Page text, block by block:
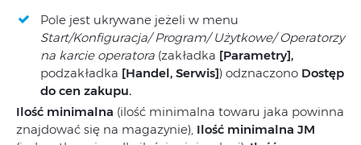
Pole jest ukrywane jeżeli w menu
Start/Konfiguracja/ Program/ Użytkowe/ Operatorzy
na karcie operatora (zakładka [Parametry],
podzakładka [Handel, Serwis]) odznaczono Dostęp
do cen zakupu.
Ilość minimalna (ilość minimalna towaru jaka powinna
znajdować się na magazynie), Ilość minimalna JM